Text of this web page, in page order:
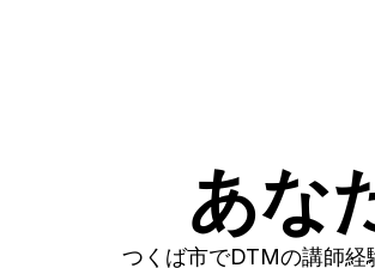
あな
つくば市でDTMの講師経